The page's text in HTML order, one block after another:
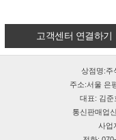
고객센터 연결하기
상점명:주
주소:서울 은
대표: 김준
통신판매업
사업